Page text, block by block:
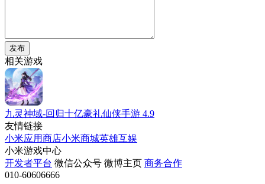
发布
相关游戏
九灵神域-回归十亿豪礼仙侠手游 4.9
友情链接
小米应用商店小米商城英雄互娱
小米游戏中心
开发者平台 微信公众号 微博主页 商务合作
010-60606666